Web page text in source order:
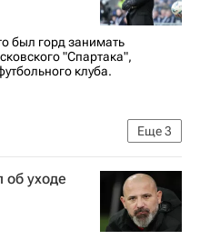
по футболу)
был горд занимать
"Спартака",
клуба.
Еще3
(РФС)
по футболу)
об уходе